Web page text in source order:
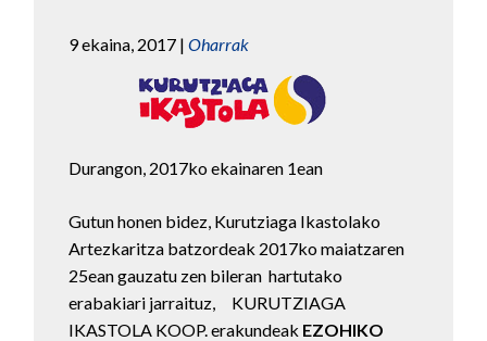
9 ekaina, 2017 | Oharrak
Durangon, 2017ko ekainaren 1ean
Gutun honen bidez, Kurutziaga Ikastolako
Artezkaritza batzordeak 2017ko maiatzaren
25ean gauzatu zen bileran hartutako
erabakiari jarraituz,
KURUTZIAGA
IKASTOLA KOOP. erakundeak EZOHIKO